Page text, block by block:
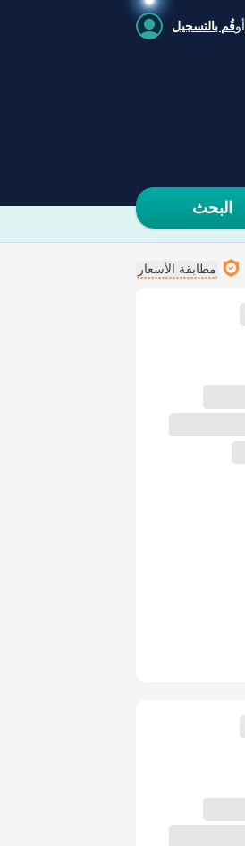
أوقُم بالتسجيل
البحث
مطابقة الأسعار